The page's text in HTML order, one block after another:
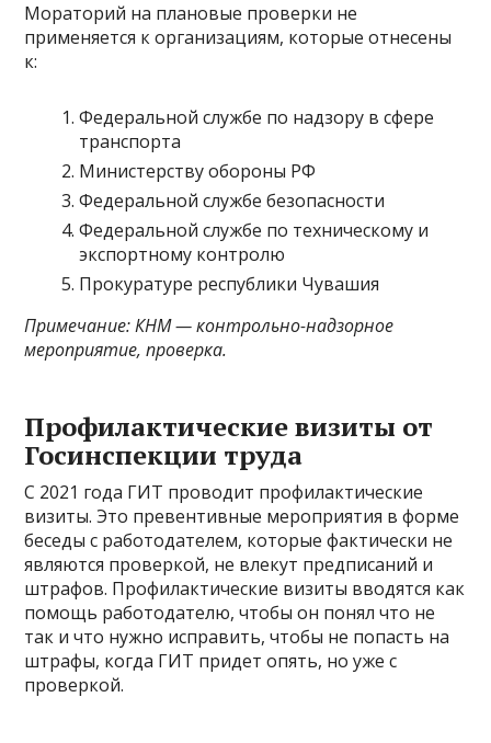
Мораторий на плановые проверки не
применяется к организациям, которые отнесены
к:
Федеральной службе по надзору в сфере
транспорта
Министерству обороны РФ
Федеральной службе безопасности
Федеральной службе по техническому и
экспортному контролю
Прокуратуре республики Чувашия
Примечание: КНМ — контрольно-надзорное
мероприятие, проверка.
Профилактические визиты от
Госинспекции труда
С 2021 года ГИТ проводит профилактические
визиты. Это превентивные мероприятия в форме
беседы с работодателем, которые фактически не
являются проверкой, не влекут предписаний и
штрафов. Профилактические визиты вводятся как
помощь работодателю, чтобы он понял что не
так и что нужно исправить, чтобы не попасть на
штрафы, когда ГИТ придет опять, но уже с
проверкой.